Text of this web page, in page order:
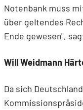
Notenbank muss
über geltendes
Ende gewesen",
Will Weidmann
Da sich